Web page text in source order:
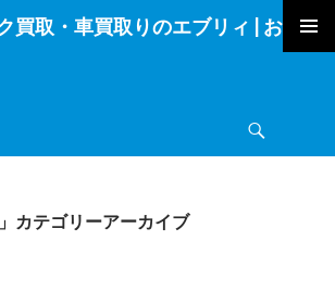
買取・車買取りのエブリィ | お電話
カテゴリーアーカイブ